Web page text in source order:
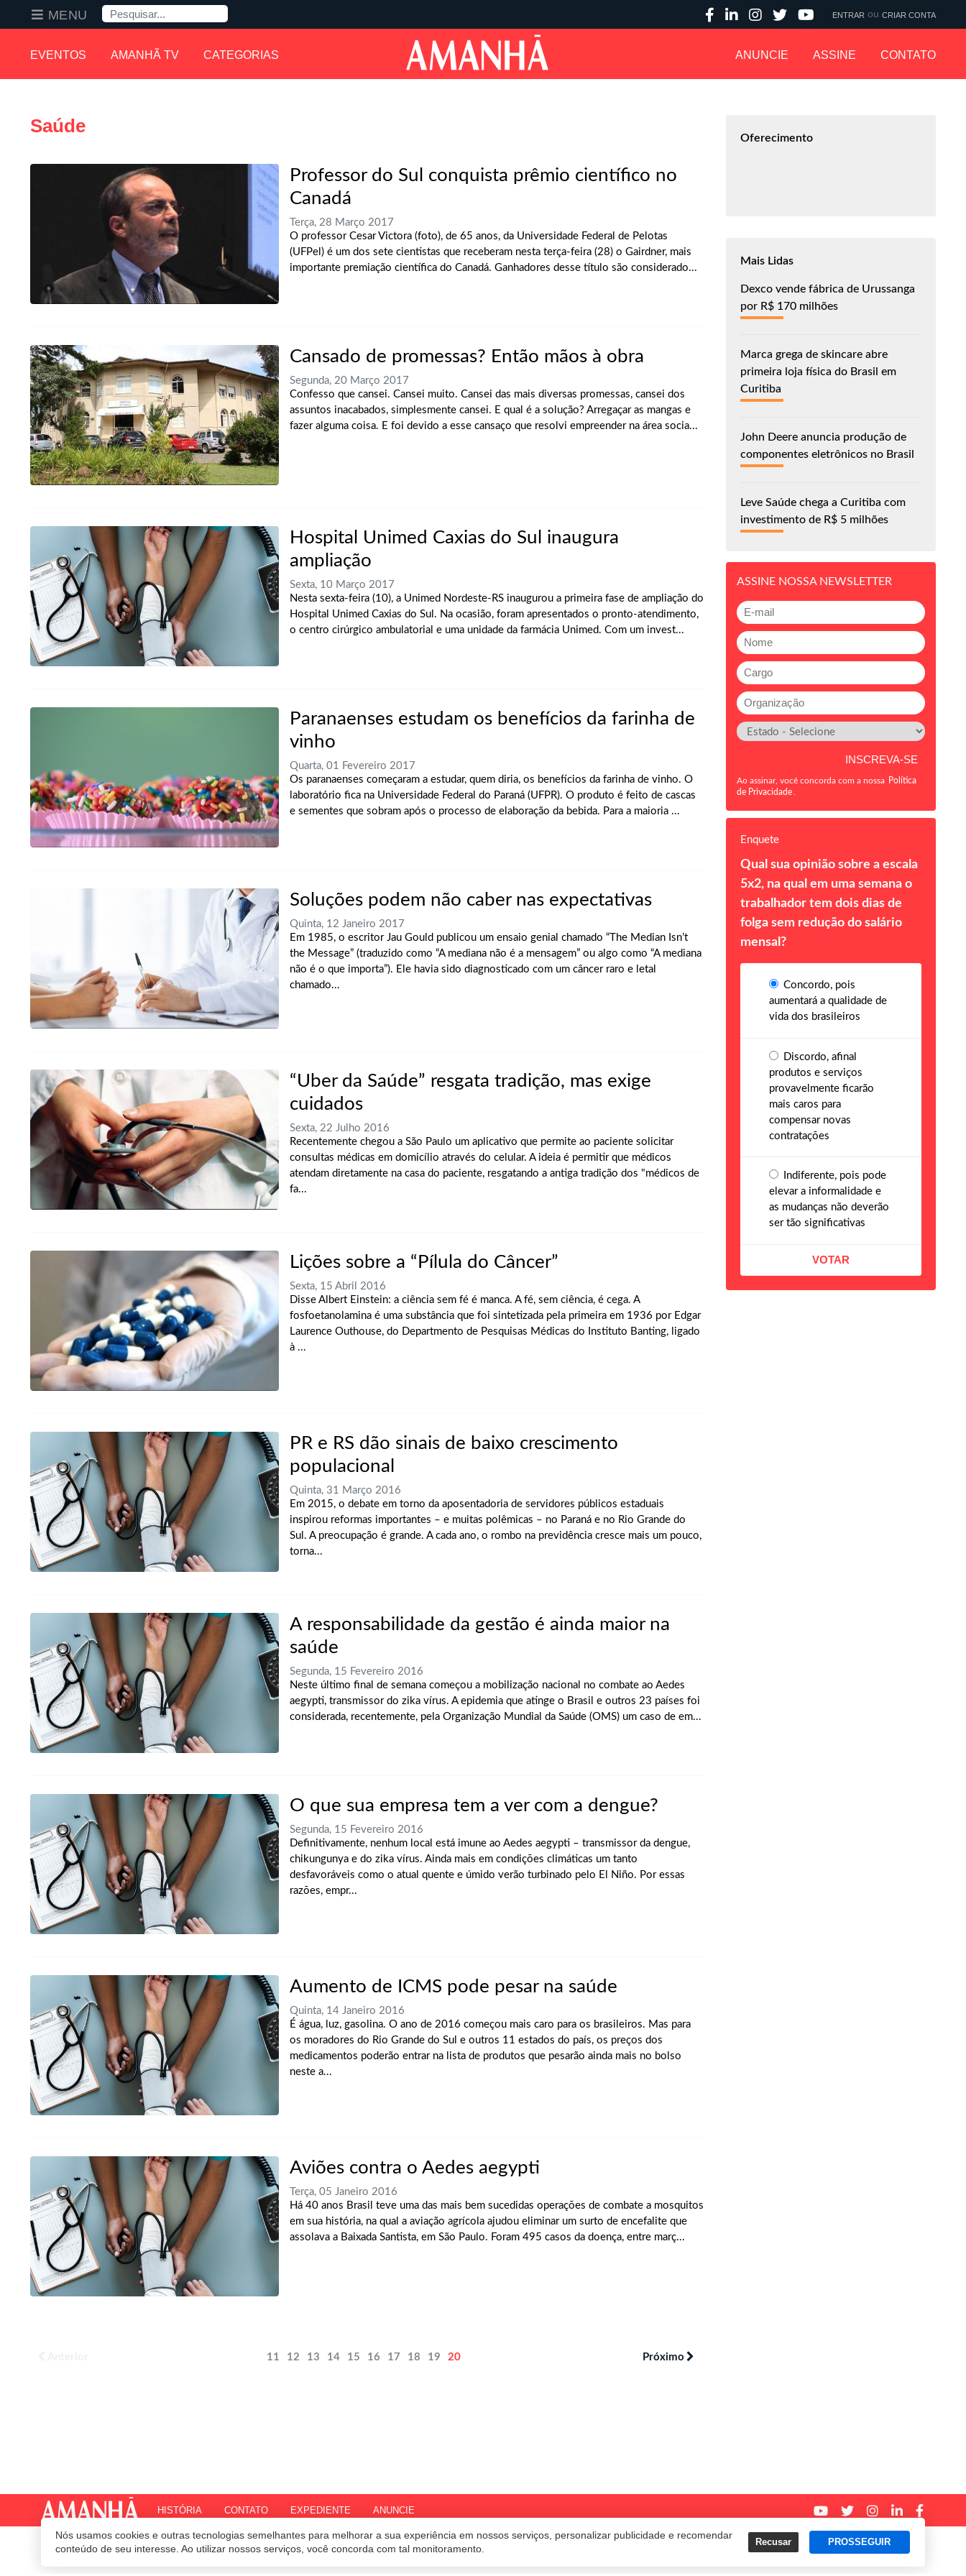
EVENTOS AMANHÃ TV CATEGORIAS ANUNCIE ASSINE CONTATO
MENU Pesquisa ENTRAR ou CRIAR CONTA
Nós usamos cookies e outras tecnologias semelhantes para melhorar a sua experiência em nossos serviços, personalizar publicidade e recomendar
conteúdo de seu interesse. Ao utilizar nossos serviços, você concorda com tal monitoramento.
Recusar PROSSEGUIR
Saúde
Professor do Sul conquista prêmio científico no
Canadá
Terça, 28 Março 2017
O professor Cesar Victora (foto), de 65 anos, da Universidade Federal de Pelotas
(UFPel) é um dos sete cientistas que receberam nesta terça-feira (28) o Gairdner, mais
importante premiação científica do Canadá. Ganhadores desse título são considerado...
Cansado de promessas? Então mãos à obra
Segunda, 20 Março 2017
Confesso que cansei. Cansei muito. Cansei das mais diversas promessas, cansei dos
assuntos inacabados, simplesmente cansei. E qual é a solução? Arregaçar as mangas e
fazer alguma coisa. E foi devido a esse cansaço que resolvi empreender na área socia...
Hospital Unimed Caxias do Sul inaugura
ampliação
Sexta, 10 Março 2017
Nesta sexta-feira (10), a Unimed Nordeste-RS inaugurou a primeira fase de ampliação do
Hospital Unimed Caxias do Sul. Na ocasião, foram apresentados o pronto-atendimento,
o centro cirúrgico ambulatorial e uma unidade da farmácia Unimed. Com um invest...
Paranaenses estudam os benefícios da farinha de
vinho
Quarta, 01 Fevereiro 2017
Os paranaenses começaram a estudar, quem diria, os benefícios da farinha de vinho. O
laboratório fica na Universidade Federal do Paraná (UFPR). O produto é feito de cascas
e sementes que sobram após o processo de elaboração da bebida. Para a maioria ...
Soluções podem não caber nas expectativas
Quinta, 12 Janeiro 2017
Em 1985, o escritor Jau Gould publicou um ensaio genial chamado “The Median Isn’t
the Message” (traduzido como “A mediana não é a mensagem” ou algo como “A mediana
não é o que importa”). Ele havia sido diagnosticado com um câncer raro e letal
chamado...
“Uber da Saúde” resgata tradição, mas exige
cuidados
Sexta, 22 Julho 2016
Recentemente chegou a São Paulo um aplicativo que permite ao paciente solicitar
consultas médicas em domicílio através do celular. A ideia é permitir que médicos
atendam diretamente na casa do paciente, resgatando a antiga tradição dos "médicos de
fa...
Lições sobre a “Pílula do Câncer”
Sexta, 15 Abril 2016
Disse Albert Einstein: a ciência sem fé é manca. A fé, sem ciência, é cega. A
fosfoetanolamina é uma substância que foi sintetizada pela primeira em 1936 por Edgar
Laurence Outhouse, do Departmento de Pesquisas Médicas do Instituto Banting, ligado
à ...
PR e RS dão sinais de baixo crescimento
populacional
Quinta, 31 Março 2016
Em 2015, o debate em torno da aposentadoria de servidores públicos estaduais
inspirou reformas importantes – e muitas polêmicas – no Paraná e no Rio Grande do
Sul. A preocupação é grande. A cada ano, o rombo na previdência cresce mais um pouco,
torna...
A responsabilidade da gestão é ainda maior na
saúde
Segunda, 15 Fevereiro 2016
Neste último final de semana começou a mobilização nacional no combate ao Aedes
aegypti, transmissor do zika vírus. A epidemia que atinge o Brasil e outros 23 países foi
considerada, recentemente, pela Organização Mundial da Saúde (OMS) um caso de em...
O que sua empresa tem a ver com a dengue?
Segunda, 15 Fevereiro 2016
Definitivamente, nenhum local está imune ao Aedes aegypti – transmissor da dengue,
chikungunya e do zika vírus. Ainda mais em condições climáticas um tanto
desfavoráveis como o atual quente e úmido verão turbinado pelo El Niño. Por essas
razões, empr...
Aumento de ICMS pode pesar na saúde
Quinta, 14 Janeiro 2016
É água, luz, gasolina. O ano de 2016 começou mais caro para os brasileiros. Mas para
os moradores do Rio Grande do Sul e outros 11 estados do país, os preços dos
medicamentos poderão entrar na lista de produtos que pesarão ainda mais no bolso
neste a...
Aviões contra o Aedes aegypti
Terça, 05 Janeiro 2016
Há 40 anos Brasil teve uma das mais bem sucedidas operações de combate a mosquitos
em sua história, na qual a aviação agrícola ajudou eliminar um surto de encefalite que
assolava a Baixada Santista, em São Paulo. Foram 495 casos da doença, entre març...
Próximo
11 12 13 14 15 16 17 18 19 20
Oferecimento
Mais Lidas
Dexco vende fábrica de Urussanga
por R$ 170 milhões
Marca grega de skincare abre
primeira loja física do Brasil em
Curitiba
John Deere anuncia produção de
componentes eletrônicos no Brasil
Leve Saúde chega a Curitiba com
investimento de R$ 5 milhões
ASSINE NOSSA NEWSLETTER
Ao assinar, você concorda com a nossa Política
de Privacidade
Enquete
Qual sua opinião sobre a escala
5x2, na qual em uma semana o
trabalhador tem dois dias de
folga sem redução do salário
mensal?
Concordo, pois
aumentará a qualidade de
vida dos brasileiros
Discordo, afinal
produtos e serviços
provavelmente ficarão
mais caros para
compensar novas
contratações
Indiferente, pois pode
elevar a informalidade e
as mudanças não deverão
ser tão significativas
HISTÓRIA CONTATO EXPEDIENTE ANUNCIE
© 2020 Revista Amanhã. Todos os direitos reservados.Desenvolvido por Termos e Políticas de Uso Privacidade